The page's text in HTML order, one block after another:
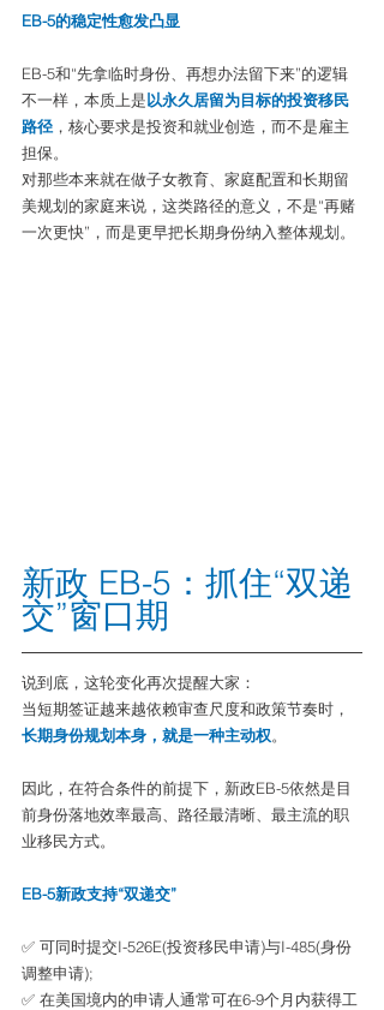
EB-5的稳定性愈发凸显
EB-5和“先拿临时身份、再想办法留下来”的逻辑
不一样，本质上是以永久居留为目标的投资移民
路径 ，核心要求是投资和就业创造，而不是雇主
担保。
对那些本来就在做子女教育、家庭配置和长期留
美规划的家庭来说，这类路径的意义，不是“再赌
一次更快”，而是更早把长期身份纳入整体规划。
新政 EB-5：抓住“双递
交”窗口期
说到底，这轮变化再次提醒大家：
当短期签证越来越依赖审查尺度和政策节奏时，
长期身份规划本身，就是一种主动权。
因此，在符合条件的前提下，新政EB-5依然是目
前身份落地效率最高、路径最清晰、最主流的职
业移民方式。
EB-5新政支持“双递交”
✅ 可同时提交I-526E(投资移民申请)与I-485(身份
调整申请);
✅ 在美国境内的申请人通常可在6-9个月内获得工